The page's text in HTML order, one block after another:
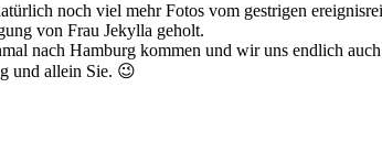
noch viel mehr Fotos vom gestrigen
von Frau Jekylla geholt.
nach Hamburg kommen und wir uns endlich
und allein Sie. 😉